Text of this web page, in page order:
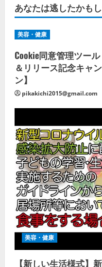
あなたは逃したかも
美容・健康
Cookie同意管理ツー
＆リリース記念キャ
ン】
pikakichi2015@gmail.com
美容・健康
【新しい生活様式】